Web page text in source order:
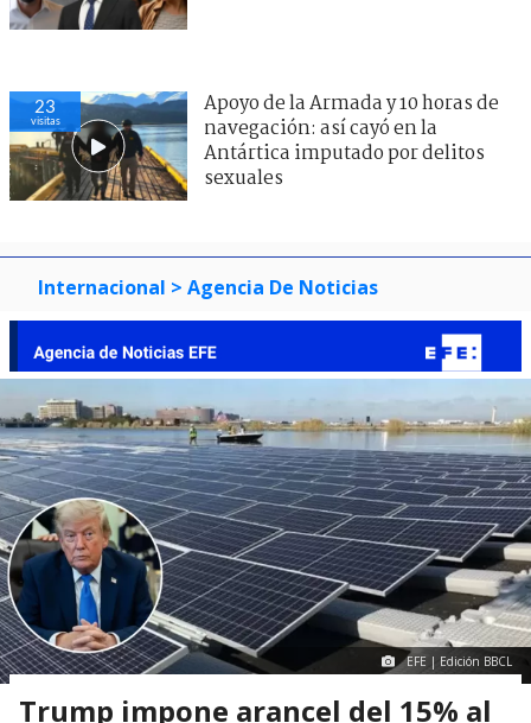
23
visitas
Apoyo de la Armada y 10 horas de
navegación: así cayó en la
Antártica imputado por delitos
sexuales
Internacional > Agencia De Noticias
EFE | Edición BBCL
Trump impone arancel del 15% al